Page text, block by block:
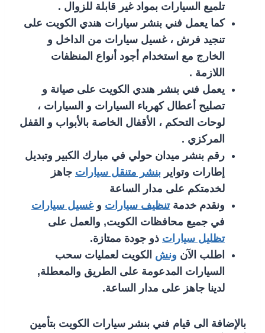
تلميع السيارات بمواد غير قابلة للزوال .
كما يعمل فني بنشر سيارات هندي الكويت على
تنجيد فرش ، غسيل سيارات من الداخل و
الخارج مع استخدام أجود أنواع المنظفات
اللازمة .
يعمل فني بنشر هندي الكويت على صيانة و
تصليح أعطال كهرباء السيارات و السيارات ،
لوحات التحكم ، الأقفال الخاصة بالأبواب و القفل
المركزي .
رقم بنشر ميدان حولي في مبارك الكبير وتبديل
إطارات وتواير بنشر متنقل سيارات جاهز
لخدمتكم على مدار الساعة
ونقدم خدمةتنظيف سيارات وغسيل سيارات
في جميع محافظات الكويت, والعمل على
تظليل سيارات ذو جودة ممتازة.
اطلب الآن ونش الكويت لعمليات سحب
السيارات المدعومة على الطريق والمعطلة,
لدينا جاهز على مدار الساعة.
بالإضافة الى قيام فني بنشر سيارات الكويت بتأمين